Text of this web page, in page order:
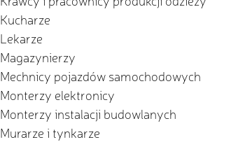
Kucharze
Lekarze
Magazynierzy
Mechnicy pojazdów samochodowych
Monterzy elektronicy
Monterzy instalacji budowlanych
Murarze i tynkarze